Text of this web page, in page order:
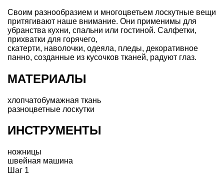
Своим разнообразием и многоцветьем лоскутные вещи
притягивают наше внимание. Они применимы для
убранства кухни, спальни или гостиной. Салфетки,
прихватки для горячего,
скатерти, наволочки, одеяла, пледы, декоративное
панно, созданные из кусочков тканей, радуют глаз.
МАТЕРИАЛЫ
хлопчатобумажная ткань
разноцветные лоскутки
ИНСТРУМЕНТЫ
ножницы
швейная машина
Шаг 1